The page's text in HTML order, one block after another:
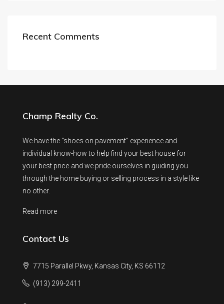
Recent Comments
Champ Realty Co.
We have the “shoes on pavement” experience and
individual know-how to help find your best house for
your best price-and we pride ourselves in guiding you
through the home buying or selling process in a style like
no other.
Read more
Contact Us
7715 Parallel Pkwy, Kansas City, KS 66112
(913) 299-2411